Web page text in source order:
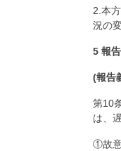
2.本
況の
5 報
(報告
第10
は、
①故意